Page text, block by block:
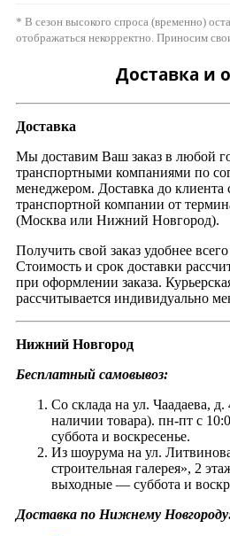
* В сезон высокого спроса (временно)
отображаться некорректно. Приносим
Доставка и
Доставка
Мы доставим Ваш заказ в любой
транспортными компаниями по
менеджером. Доставка до клиента
транспортной компании от
(Москва или Нижний Новгород).
Получить свой заказ удобнее
Стоимость и срок доставки
при оформлении заказа.
рассчитывается индивидуально
Нижний Новгород
Бесплатный самовывоз:
Со склада на ул. Чаадаева, д.
наличии товара). пн-пт с
суббота и воскресенье.
Из шоурума на ул.
строительная галерея», 2
выходные — суббота и
Доставка по Нижнему